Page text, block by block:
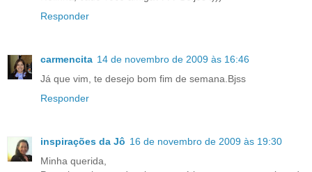
Responder
carmencita 14 de novembro de 2009 às 16:46
Já que vim, te desejo bom fim de semana.Bjss
Responder
inspirações da Jô 16 de novembro de 2009 às 19:30
Minha querida,